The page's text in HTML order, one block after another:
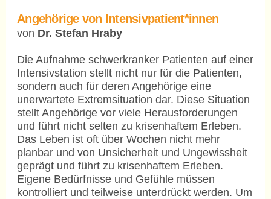
Angehörige von Intensivpatient*innen
von Dr. Stefan Hraby
Die Aufnahme schwerkranker Patienten auf einer
Intensivstation stellt nicht nur für die Patienten,
sondern auch für deren Angehörige eine
unerwartete Extremsituation dar. Diese Situation
stellt Angehörige vor viele Herausforderungen
und führt nicht selten zu krisenhaftem Erleben.
Das Leben ist oft über Wochen nicht mehr
planbar und von Unsicherheit und Ungewissheit
geprägt und führt zu krisenhaftem Erleben.
Eigene Bedürfnisse und Gefühle müssen
kontrolliert und teilweise unterdrückt werden. Um